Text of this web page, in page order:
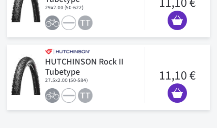
29x2.00 (50-622)
HUTCHINSON Rock II
Tubetype
27.5x2.00 (50-584) 11,10 €